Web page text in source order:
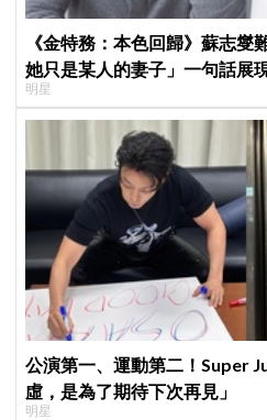
《金特務：本色回歸》蘇志燮
她只是某人的妻子」一句話展
明星
公演第一、運動第二！Super
虛，是為了期待下次再見」
明星